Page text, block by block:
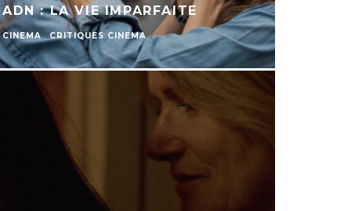
ADN : LA VIE IMPARFAITE
CINEMA CRITIQUES CINEMA